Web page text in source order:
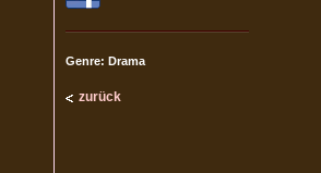
Genre: Drama
zurück